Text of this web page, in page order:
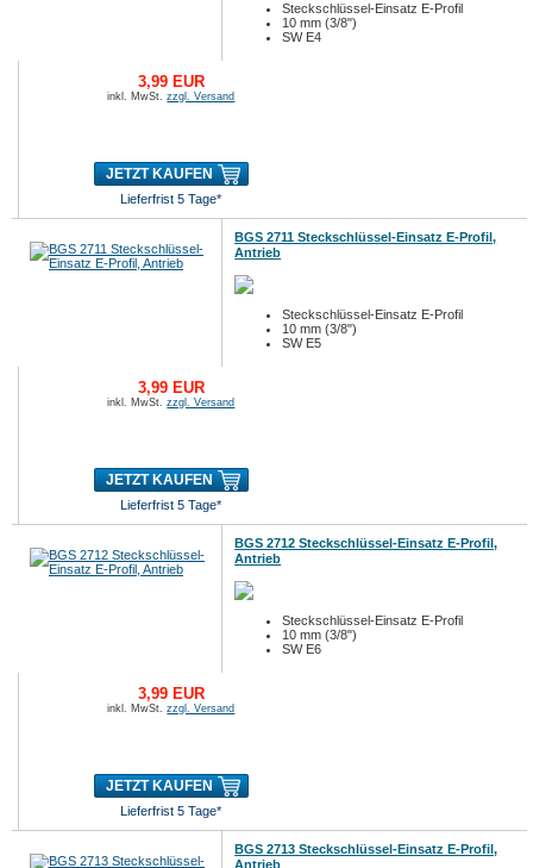
Steckschlüssel-Einsatz E-Profil
10 mm (3/8")
SW E4
3,99 EUR
inkl. MwSt.zzgl. Versand
JETZT KAUFEN
Lieferfrist 5 Tage*
BGS 2711 Steckschlüssel-Einsatz E-Profil,
Antrieb
Steckschlüssel-Einsatz E-Profil
10 mm (3/8")
SW E5
3,99 EUR
inkl. MwSt.zzgl. Versand
JETZT KAUFEN
Lieferfrist 5 Tage*
BGS 2712 Steckschlüssel-Einsatz E-Profil,
Antrieb
Steckschlüssel-Einsatz E-Profil
10 mm (3/8")
SW E6
3,99 EUR
inkl. MwSt.zzgl. Versand
JETZT KAUFEN
Lieferfrist 5 Tage*
BGS 2713 Steckschlüssel-Einsatz E-Profil,
Antrieb